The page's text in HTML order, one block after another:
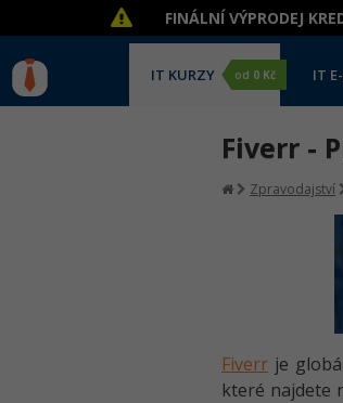
FINÁLNÍ VÝPRODEJ
IT KURZY od 0 Kč IT
Fiverr -
Zpravodajství
Fiverr je
které najdete